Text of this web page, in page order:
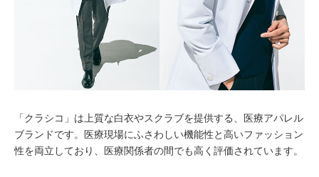
「クラシコ」は上質な白衣やスクラブを提供する、医療アパレル
ブランドです。医療現場にふさわしい機能性と高いファッション
性を両立しており、医療関係者の間でも高く評価されています。